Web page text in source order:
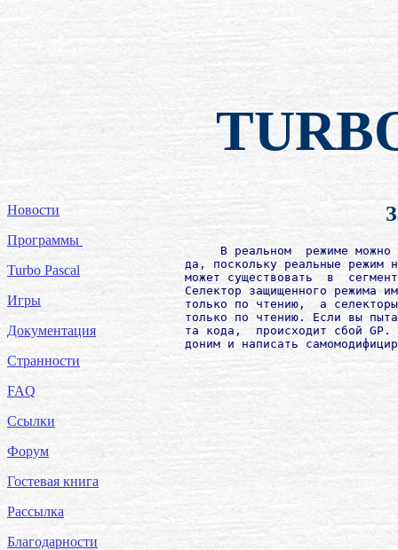
Новости
Программы
Turbo Pascal
Игры
Документация
Странности
FAQ
Ссылки
Форум
Гостевая книга
Рассылка
Благодарности
В реальном  режиме
да, поскольку реальные режим
может существовать  в
Селектор защищенного режима
только по чтению,  а
только по чтению. Если вы
та кода,  происходит сбой